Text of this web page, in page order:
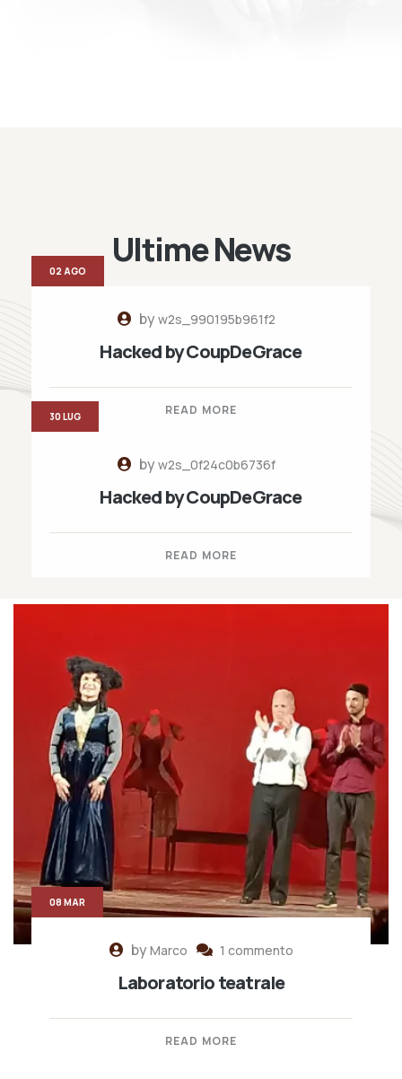
Ultime News
byw2s_990195b961f2
Hacked by CoupDeGrace
READ MORE
02 AGO
byw2s_0f24c0b6736f
Hacked by CoupDeGrace
READ MORE
30 LUG
byMarco 1 commento
Laboratorio teatrale
READ MORE
08 MAR